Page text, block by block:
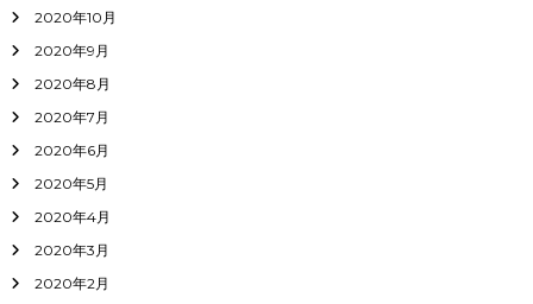
2020年10月
2020年9月
2020年8月
2020年7月
2020年6月
2020年5月
2020年4月
2020年3月
2020年2月